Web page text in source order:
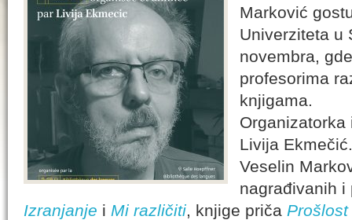
Marković
Univerziteta u
novembra,
profesorima
knjigama.
Livija Ekmečić.
Veselin
nagrađivanih i
Izranjanje i Mi različiti, knjige priča